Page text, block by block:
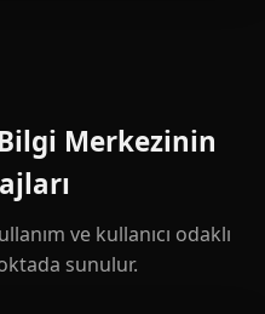
Merkezinin
ve kullanıcı odaklı
sunulur.